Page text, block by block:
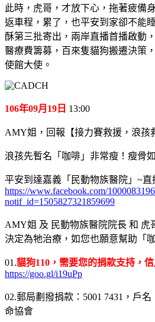
此時，虎哥，才放下心，拖著疲備
返車程，累了，也平安到家卻不能
酥第三批寄出，兩岸直播首播啟動
醫療費籌募，百來隻貓狗搬遷決策
使館大使。
106年09月19日 13:00
AMY姐，回報【接力賽救援，浪孩
浪孩先暫名「咖啡」非常瘦！瘦
平安到達嘉義「民動物族醫院」~直
https://www.facebook.com/
notif_id=1505827321859699
AMY姐 及 民動物族醫院院長 和 虎
決定為牠治療，如您也願意幫助「
01.貓狗110，需要您的捐款支持，
https://goo.gl/i19uPp
02.郵局劃撥捐款：5001 7431，戶
命協會